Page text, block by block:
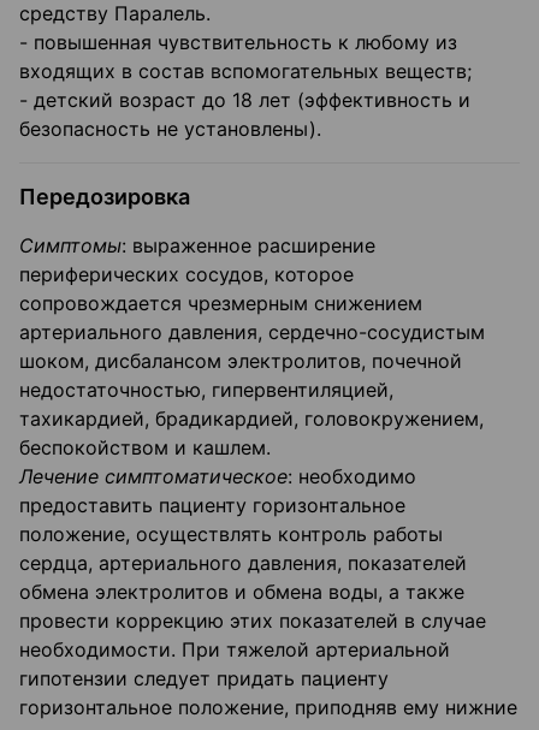
средству Паралель.
- повышенная чувствительность к любому из
входящих в состав вспомогательных веществ;
- детский возраст до 18 лет (эффективность и
безопасность не установлены).
Передозировка
Симптомы: выраженное расширение
периферических сосудов, которое
сопровождается чрезмерным снижением
артериального давления, сердечно-сосудистым
шоком, дисбалансом электролитов, почечной
недостаточностью, гипервентиляцией,
тахикардией, брадикардией, головокружением,
беспокойством и кашлем.
Лечение симптоматическое: необходимо
предоставить пациенту горизонтальное
положение, осуществлять контроль работы
сердца, артериального давления, показателей
обмена электролитов и обмена воды, а также
провести коррекцию этих показателей в случае
необходимости. При тяжелой артериальной
гипотензии следует придать пациенту
горизонтальное положение, приподняв ему нижние